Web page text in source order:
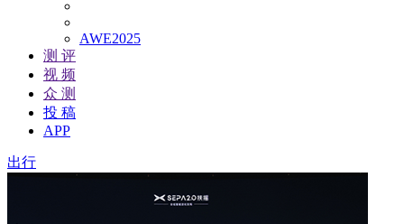
AWE2025
测 评
视 频
众 测
投 稿
APP
出行